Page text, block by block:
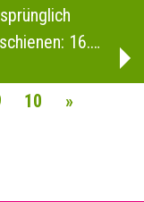
16.
10 »